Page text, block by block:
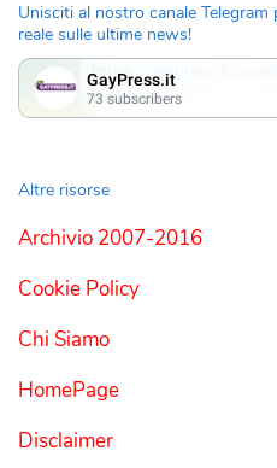
Unisciti al nostro canale
reale sulle ultime news!
Altre risorse
Archivio 2007-2016
Cookie Policy
Chi Siamo
HomePage
Disclaimer